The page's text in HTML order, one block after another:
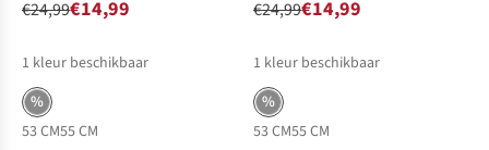
€24,99€14,99
1 kleur beschikbaar
%
53 CM55 CM
€24,99€14,99
1 kleur beschikbaar
%
53 CM55 CM